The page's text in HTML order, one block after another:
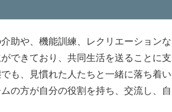
助や、機能訓練、レクリエーションな
できており、共同生活を送ることに支
も、見慣れた人たちと一緒に落ち着い
の方が自分の役割を持ち、交流し、自